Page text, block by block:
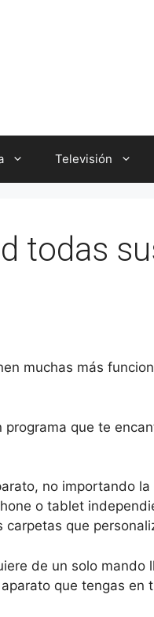
Televisión
todas
muchas más
que te
no importando
o tablet
que
de un solo mando
que tengas en